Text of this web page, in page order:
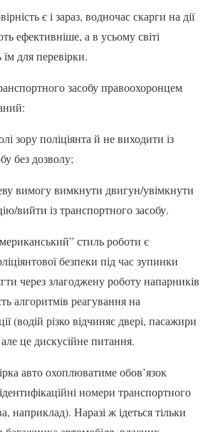
є і зараз, водночас скарги на дії
ефективніше, а в усьому світі
для перевірки.
засобу правоохоронцем
зору поліціянта й не виходити із
без дозволу;
вимогу вимкнути двигун/увімкнути
вийти із транспортного засобу.
стиль роботи є
безпеки під час зупинки
через злагоджену роботу напарників
алгоритмів реагування на
(водій різко відчиняє двері, пасажири
це дискусійне питання.
авто охоплюватиме обов’язок
номери транспортного
наприклад). Наразі ж ідеться тільки